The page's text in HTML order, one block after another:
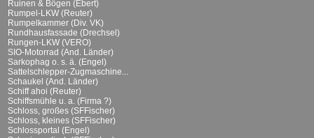
Ruinen & Bögen (Ebert)
Rumpel-LKW (Reuter)
Rumpelkammer (Div. VK)
Rundhausfassade (Drechsel)
Rungen-LKW (VERO)
SIO-Motorrad (And. Länder)
Sarkophag o. s. ä. (Engel)
Sattelschlepper-Zugmaschine...
Schaukel (And. Länder)
Schiff ahoi (Reuter)
Schiffsmühle u. a. (Firma ?)
Schloss, großes (SFFischer)
Schloss, kleines (SFFischer)
Schlossportal (Engel)